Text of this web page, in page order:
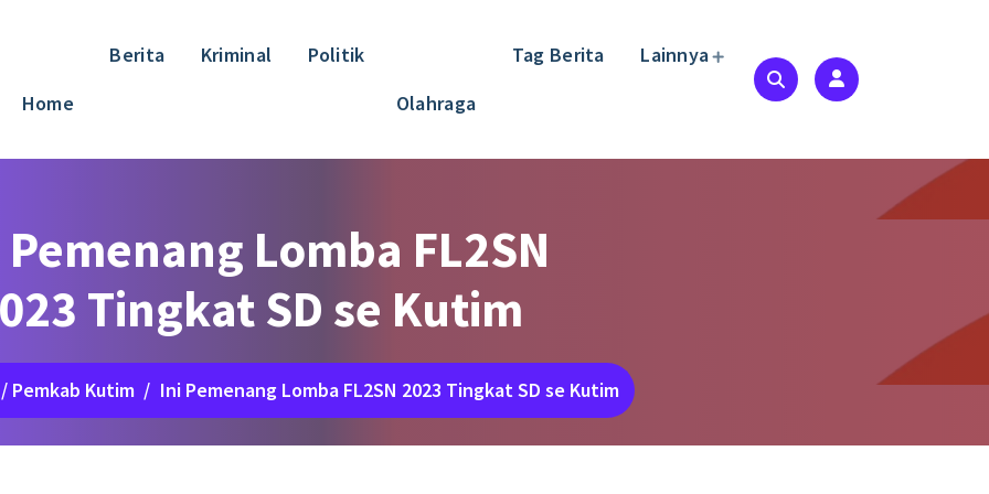
Home
Berita Kriminal
Politik
Olahraga
Tag Berita Lainnya
Lomba FL2SN
Tingkat SD se Kutim
/ Pemkab Kutim/ Ini Pemenang Lomba FL2SN 2023 Tingkat SD se Kutim